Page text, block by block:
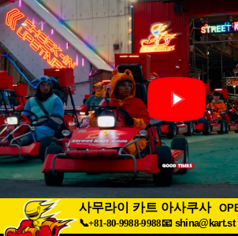
사무라이 카트 아사쿠사
📞+81-80-9988-9988📧 shina@kart.st